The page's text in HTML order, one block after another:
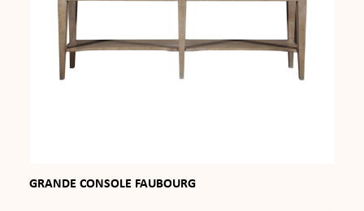
GRANDE CONSOLE FAUBOURG